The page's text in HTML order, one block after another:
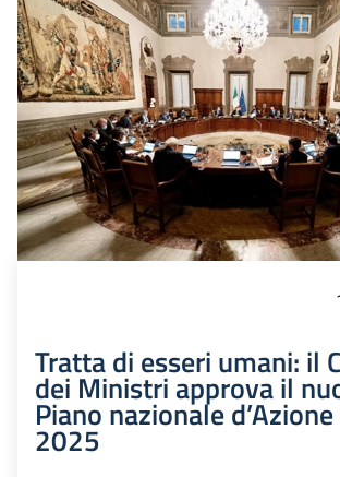
Tratta di esseri umani: il
dei Ministri approva il
Piano nazionale
2025